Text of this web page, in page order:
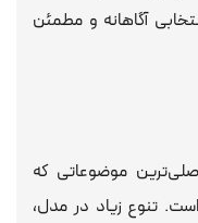
آگاهانه و مطمئن
موضوعاتی که
تنوع زیاد در مدل،